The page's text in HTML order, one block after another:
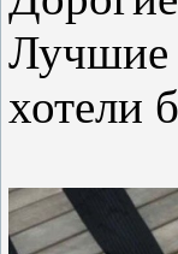
Лучшие
хотели